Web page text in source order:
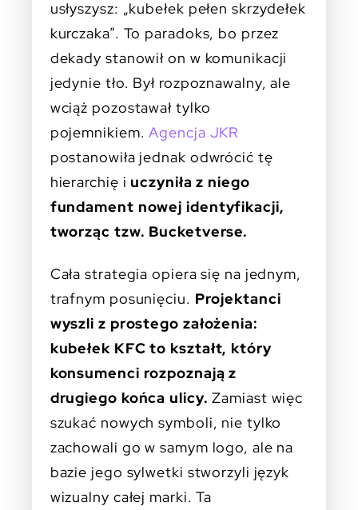
usłyszysz: „kubełek pełen skrzydełek
kurczaka”. To paradoks, bo przez
dekady stanowił on w komunikacji
jedynie tło. Był rozpoznawalny, ale
wciąż pozostawał tylko
pojemnikiem.Agencja JKR
postanowiła jednak odwrócić tę
hierarchię iuczyniła z niego
fundament nowej identyfikacji,
tworząc tzw. Bucketverse.
Cała strategia opiera się na jednym,
trafnym posunięciu. Projektanci
wyszli z prostego założenia:
kubełek KFC to kształt, który
konsumenci rozpoznają z
drugiego końca ulicy. Zamiast więc
szukać nowych symboli, nie tylko
zachowali go w samym logo, ale na
bazie jego sylwetki stworzyli język
wizualny całej marki. Ta